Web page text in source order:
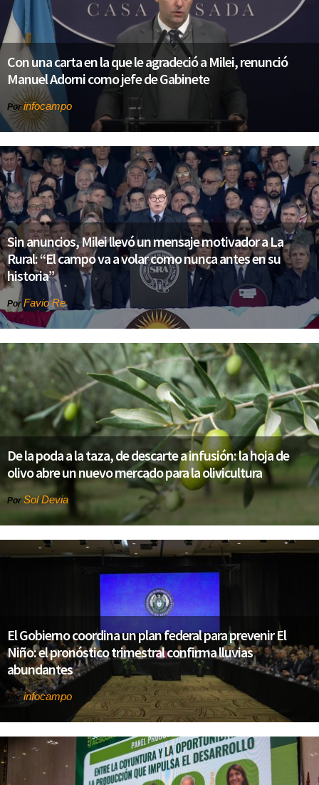
Con una carta en la que le agradeció a Milei, renunció
Manuel Adorni como jefe de Gabinete
Porinfocampo
Sin anuncios, Milei llevó un mensaje motivador a La
Rural: “El campo va a volar como nunca antes en su
historia”
Por Favio Re
De la poda a la taza, de descarte a infusión: la hoja de
olivo abre un nuevo mercado para la olivicultura
Por Sol Devia
El Gobierno coordina un plan federal para prevenir El
Niño: el pronóstico trimestral confirma lluvias
abundantes
Por infocampo